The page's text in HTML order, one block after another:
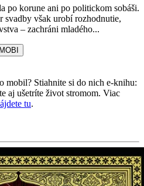
po korune ani po politickom sobáši.
svadby však urobí rozhodnutie,
– zachráni mladého...
MOBI
mobil? Stiahnite si do nich e-knihu:
aj ušetríte život stromom. Viac
tu.